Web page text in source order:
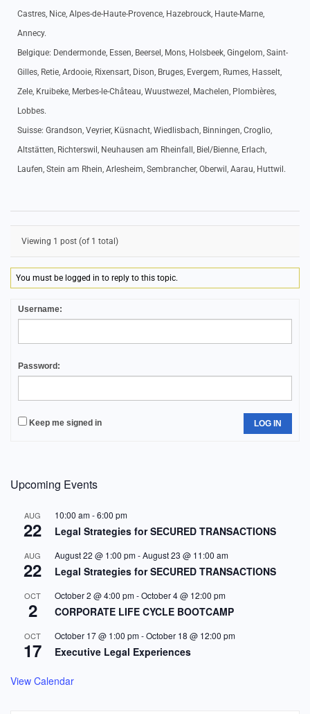
Castres, Nice, Alpes-de-Haute-Provence, Hazebrouck, Haute-Marne,
Annecy.
Belgique: Dendermonde, Essen, Beersel, Mons, Holsbeek, Gingelom, Saint-
Gilles, Retie, Ardooie, Rixensart, Dison, Bruges, Evergem, Rumes, Hasselt,
Zele, Kruibeke, Merbes-le-Château, Wuustwezel, Machelen, Plombières,
Lobbes.
Suisse: Grandson, Veyrier, Küsnacht, Wiedlisbach, Binningen, Croglio,
Altstätten, Richterswil, Neuhausen am Rheinfall, Biel/Bienne, Erlach,
Laufen, Stein am Rhein, Arlesheim, Sembrancher, Oberwil, Aarau, Huttwil.
Viewing 1 post (of 1 total)
You must be logged in to reply to this topic.
Username:
Password:
Keep me signed in LOG IN
Upcoming Events
AUG
22
10:00 am-6:00 pm
Legal Strategies for SECURED TRANSACTIONS
AUG
22
August 22 @ 1:00 pm-August 23 @ 11:00 am
Legal Strategies for SECURED TRANSACTIONS
OCT
2
October 2 @ 4:00 pm-October 4 @ 12:00 pm
CORPORATE LIFE CYCLE BOOTCAMP
OCT
17
October 17 @ 1:00 pm-October 18 @ 12:00 pm
Executive Legal Experiences
View Calendar